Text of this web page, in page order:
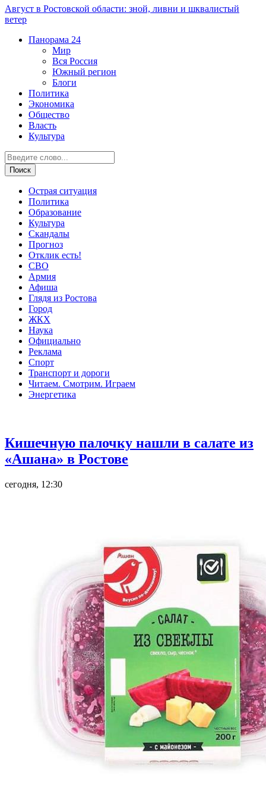
Август в Ростовской области: зной, ливни и шквалистый
ветер
Панорама 24
Мир
Вся Россия
Южный регион
Блоги
Политика
Экономика
Общество
Власть
Культура
Острая ситуация
Политика
Образование
Культура
Скандалы
Прогноз
Отклик есть!
СВО
Армия
Афиша
Глядя из Ростова
Город
ЖКХ
Наука
Официально
Реклама
Спорт
Транспорт и дороги
Читаем. Смотрим. Играем
Энергетика
Кишечную палочку нашли в салате из
«Ашана» в Ростове
сегодня, 12:30